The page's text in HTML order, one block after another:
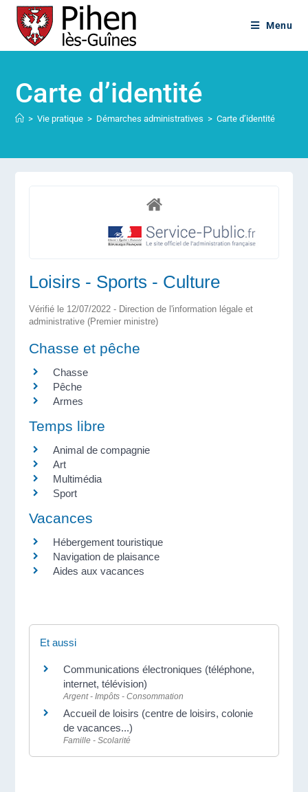
Menu
Carte d’identité
> Vie pratique > Démarches administratives > Carte d’identité
Loisirs - Sports - Culture
Vérifié le 12/07/2022 - Direction de l'information légale et
administrative (Premier ministre)
Chasse et pêche
Chasse
Pêche
Armes
Temps libre
Animal de compagnie
Art
Multimédia
Sport
Vacances
Hébergement touristique
Navigation de plaisance
Aides aux vacances
Et aussi
Communications électroniques (téléphone,
internet, télévision)
Argent - Impôts - Consommation
Accueil de loisirs (centre de loisirs, colonie
de vacances...)
Famille - Scolarité